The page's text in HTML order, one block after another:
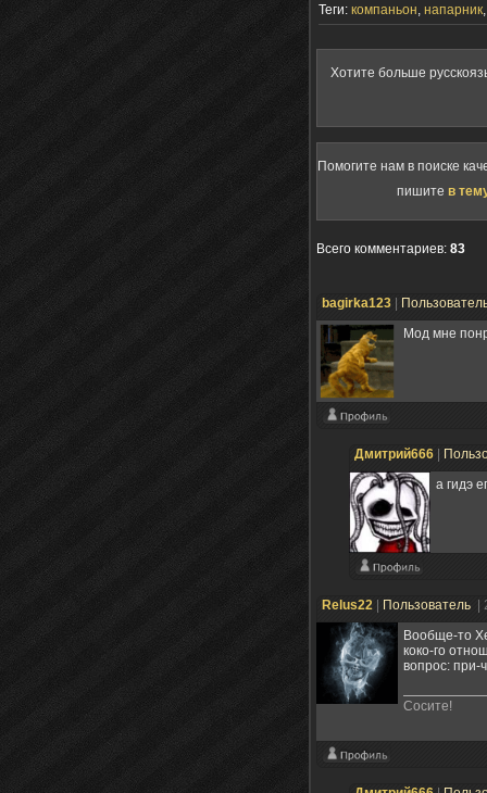
Теги: компаньон, напарник
Хотите больше
Помогите нам в поиске
пишите в
Всего комментариев: 83
bagirka123
Мод мне
Дмитрий666
а гидэ
Relus22 Пользователь
Вообще-то
коко-го
вопрос: при-
Сосите!